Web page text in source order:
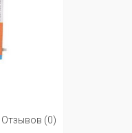
Отзывов (0)